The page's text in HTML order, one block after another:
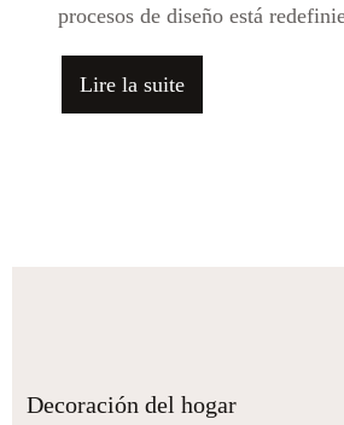
procesos de diseño está
Lire la suite
Decoración del hogar